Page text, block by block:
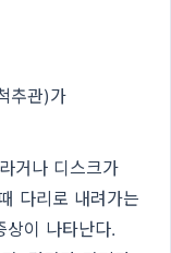
추관)가
거나 디스크가
다리로 내려가는
상이 나타난다.